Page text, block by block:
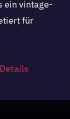
ein vintage-
für